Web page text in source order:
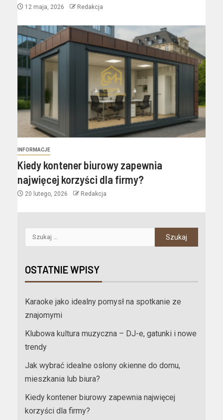
12 maja, 2026 Redakcja
INFORMACJE
Kiedy kontener biurowy zapewnia
najwięcej korzyści dla firmy?
20 lutego, 2026 Redakcja
OSTATNIE WPISY
Karaoke jako idealny pomysł na spotkanie ze
znajomymi
Klubowa kultura muzyczna – DJ-e, gatunki i nowe
trendy
Jak wybrać idealne osłony okienne do domu,
mieszkania lub biura?
Kiedy kontener biurowy zapewnia najwięcej
korzyści dla firmy?